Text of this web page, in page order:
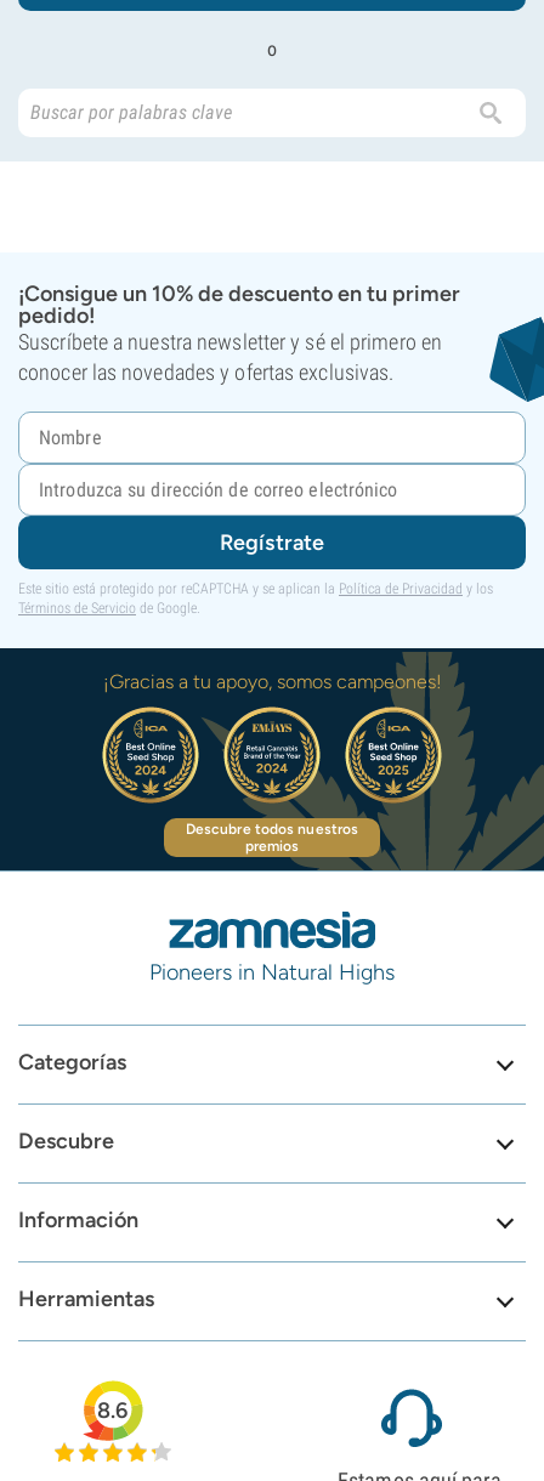
o
¡Consigue un 10% de descuento en tu primer
pedido!
Suscríbete a nuestra newsletter y sé el primero en
conocer las novedades y ofertas exclusivas.
Regístrate
Este sitio está protegido por reCAPTCHA y se aplican la Política de Privacidad y los
Términos de Servicio de Google.
¡Gracias a tu apoyo, somos campeones!
Descubre todos nuestros
premios
Pioneers in Natural Highs
Categorías
Descubre
Información
Herramientas
8.6